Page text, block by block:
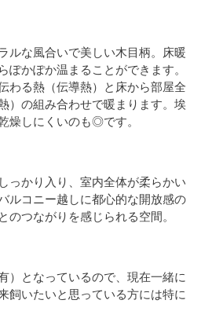
ルな風合いで美しい木目柄。床暖
ぽかぽか温まることができます。
わる熱（伝導熱）と床から部屋全
）の組み合わせで暖まります。埃
燥しにくいのも◎です。
っかり入り、室内全体が柔らかい
ルコニー越しに都心的な開放感の
のつながりを感じられる空間。
）となっているので、現在一緒に
飼いたいと思っている方には特に